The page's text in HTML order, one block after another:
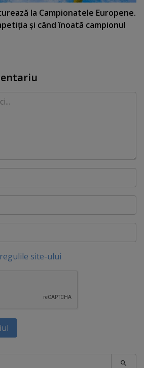
la Campionatele Europene.
şi când înoată campionul
regulile site-ului